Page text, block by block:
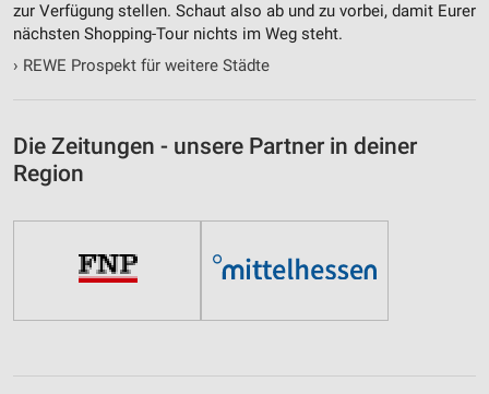
zur Verfügung stellen. Schaut also ab und zu vorbei, damit Eurer
nächsten Shopping-Tour nichts im Weg steht.
› REWE Prospekt für weitere Städte
Die Zeitungen - unsere Partner in deiner
Region